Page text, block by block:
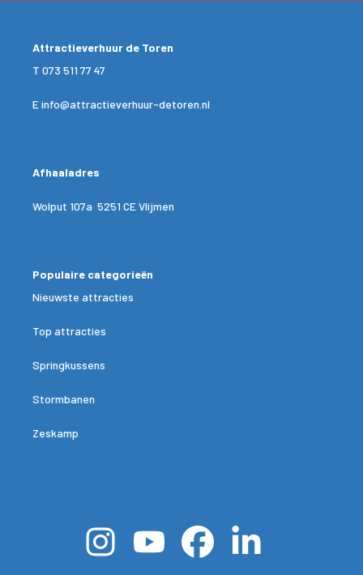
Attractieverhuur de Toren
T 073 511 77 47
Einfo@attractieverhuur-detoren.nl
Afhaaladres
Wolput 107a 5251 CE Vlijmen
Populaire categorieën
Nieuwste attracties
Top attracties
Springkussens
Stormbanen
Zeskamp